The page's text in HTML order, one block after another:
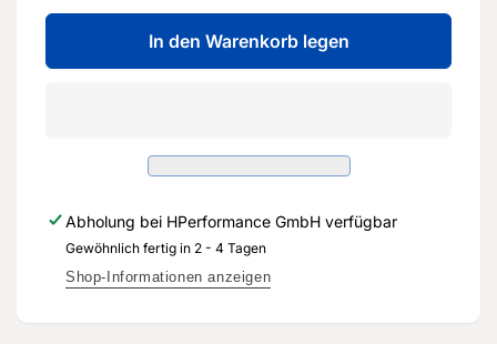
Menge
für
Zentralrechner
035
Original
Ersatzteil
für
die
Menge
für
035
035
-
Original
Ersatzteil
In den Warenkorb legen
Abholung bei HPerformance GmbH verfügbar
Gewöhnlich fertig in 2 - 4 Tagen
Shop-Informationen anzeigen